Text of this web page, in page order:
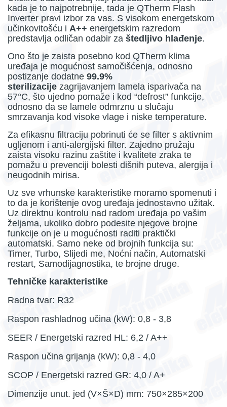
kada je to najpotrebnije, tada je QTherm Flash
Inverter pravi izbor za vas. S visokom energetskom
učinkovitošću i A++ energetskim razredom
predstavlja odličan odabir za štedljivo hlađenje.
Ono što je zaista posebno kod QTherm klima
uređaja je mogućnost samočišćenja, odnosno
postizanje dodatne 99.9%
sterilizacije zagrijavanjem lamela isparivača na
57°C, što ujedno pomaže i kod “defrost” funkcije,
odnosno da se lamele odmrznu u slučaju
smrzavanja kod visoke vlage i niske temperature.
Za efikasnu filtraciju pobrinuti će se filter s aktivnim
ugljenom i anti-alergijski filter. Zajedno pružaju
zaista visoku razinu zaštite i kvalitete zraka te
pomažu u prevenciji bolesti dišnih puteva, alergija i
neugodnih mirisa.
Uz sve vrhunske karakteristike moramo spomenuti i
to da je korištenje ovog uređaja jednostavno užitak.
Uz direktnu kontrolu nad radom uređaja po vašim
željama, ukoliko dobro podesite njegove brojne
funkcije on je u mogućnosti raditi praktički
automatski. Samo neke od brojnih funkcija su:
Timer, Turbo, Slijedi me, Noćni način, Automatski
restart, Samodijagnostika, te brojne druge.
Tehničke karakteristike
Radna tvar: R32
Raspon rashladnog učina (kW): 0,8 - 3,8
SEER / Energetski razred HL: 6,2 / A++
Raspon učina grijanja (kW): 0,8 - 4,0
SCOP / Energetski razred GR: 4,0 / A+
Dimenzije unut. jed (V×Š×D) mm: 750×285×200